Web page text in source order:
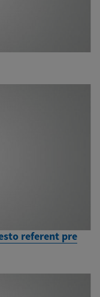
referent pre